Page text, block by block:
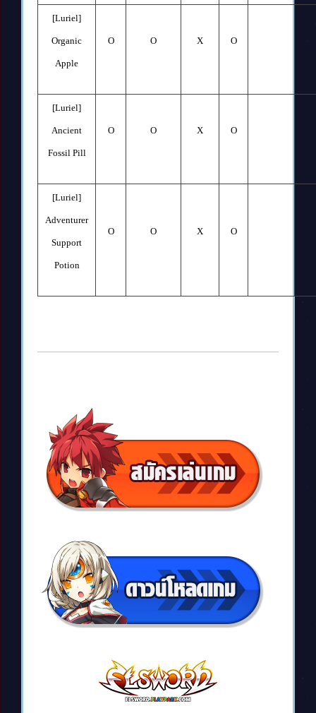
[Luriel]
Organic
Apple
O O X O
[Luriel]
Ancient
Fossil Pill
O O X O
[Luriel]
Adventurer
Support
Potion
O O X O